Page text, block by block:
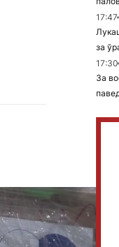
17:47
за
17:30
За